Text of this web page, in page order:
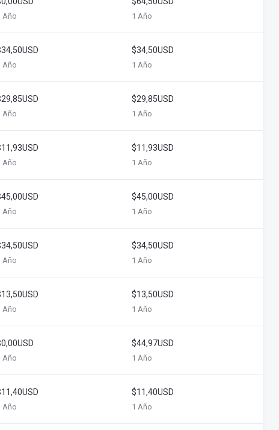
Año 1 Año
Año
$34,50USD
1 Año
Año
$29,85USD
1 Año
Año
$11,93USD
1 Año
Año
$45,00USD
1 Año
Año
$34,50USD
1 Año
Año
$13,50USD
1 Año
Año
$44,97USD
1 Año
Año
$11,40USD
1 Año